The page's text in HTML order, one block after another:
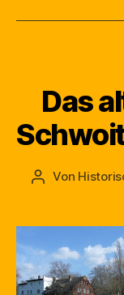
Das
Beitragsautor
Von